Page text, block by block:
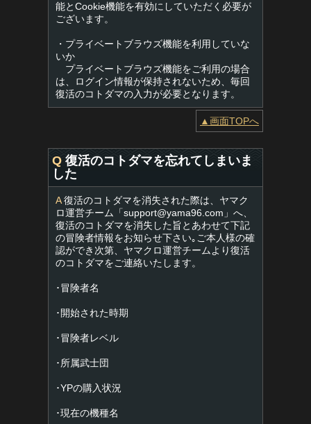
能とCookie機能を有効にしていただく必要が
ございます。
・プライベートブラウズ機能を利用していな
いか
プライベートブラウズ機能をご利用の場合
は、ログイン情報が保持されないため、毎回
復活のコトダマの入力が必要となります。
▲画面TOPへ
Q 復活のコトダマを忘れてしまいま
した
A復活のコトダマを消失された際は、ヤマク
ロ運営チーム「support@yama96.com 」へ、
復活のコトダマを消失した旨とあわせて下記
の冒険者情報をお知らせ下さい｡ご本人様の確
認ができ次第、ヤマクロ運営チームより復活
のコトダマをご連絡いたします。
･冒険者名
･開始された時期
･冒険者レベル
･所属武士団
･YPの購入状況
･現在の機種名